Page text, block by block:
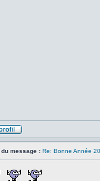
du message : Re: Bonne Année